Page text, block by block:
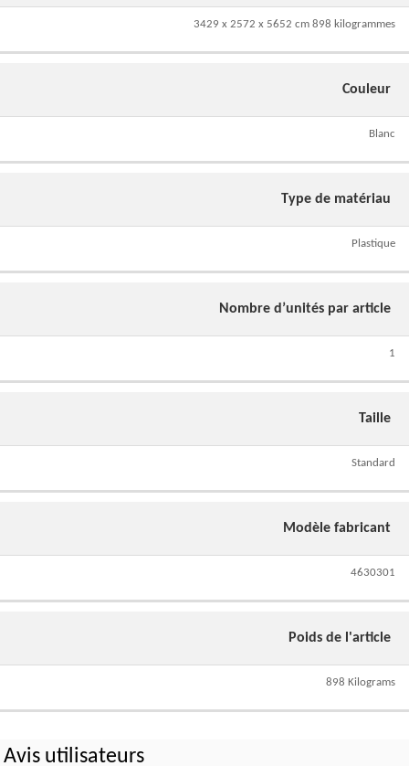
3429 x 2572 x 5652 cm 898 kilogrammes
Couleur
Blanc
Type de matériau
Plastique
Nombre d’unités par article
1
Taille
Standard
Modèle fabricant
4630301
Poids de l'article
898 Kilograms
Avis utilisateurs